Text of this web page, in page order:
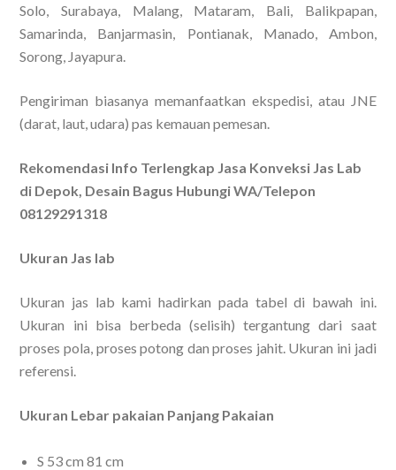
Solo, Surabaya, Malang, Mataram, Bali, Balikpapan,
Samarinda, Banjarmasin, Pontianak, Manado, Ambon,
Sorong, Jayapura.
Pengiriman biasanya memanfaatkan ekspedisi, atau JNE
(darat, laut, udara) pas kemauan pemesan.
Rekomendasi Info Terlengkap Jasa Konveksi Jas Lab
di Depok, Desain Bagus Hubungi WA/Telepon
08129291318
Ukuran Jas lab
Ukuran jas lab kami hadirkan pada tabel di bawah ini.
Ukuran ini bisa berbeda (selisih) tergantung dari saat
proses pola, proses potong dan proses jahit. Ukuran ini jadi
referensi.
Ukuran Lebar pakaian Panjang Pakaian
S 53 cm 81 cm